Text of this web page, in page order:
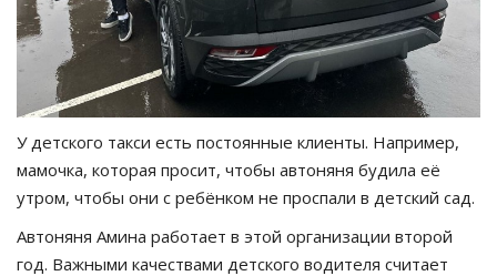
У детского такси есть постоянные клиенты. Например,
мамочка, которая просит, чтобы автоняня будила её
утром, чтобы они с ребёнком не проспали в детский сад.
Автоняня Амина работает в этой организации второй
год. Важными качествами детского водителя считает